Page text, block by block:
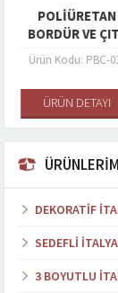
POLIÜRETAN
BORDÜR VE
Ürün Kodu: PBC-030
ÜRÜN DETAYI
DEKORATIF
SEDEFLI
3 BOYUTLU